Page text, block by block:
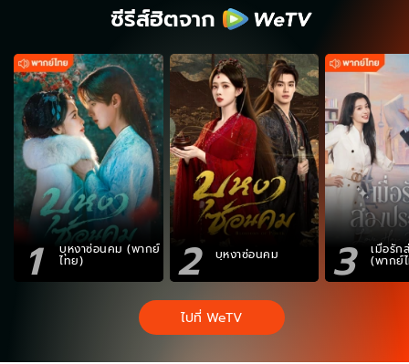
ซีรีส์ฮิตจาก
1 บุหงาซ่อนคม (พากย์
ไทย) 2 บุหงาซ่อนคม 3 เมื่อรัก
(พากย์
ไปที่ WeTV